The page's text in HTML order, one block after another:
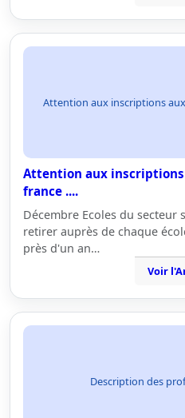
Attention aux inscriptions aux
Attention aux inscriptions
france ....
Décembre Ecoles du secteur
retirer auprès de chaque
près d'un an…
Voir
Description des